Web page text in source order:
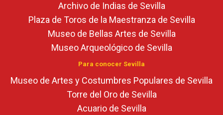
Archivo de Indias de Sevilla
Plaza de Toros de la Maestranza de Sevilla
Museo de Bellas Artes de Sevilla
Museo Arqueológico de Sevilla
Para conocer Sevilla
Museo de Artes y Costumbres Populares de Sevilla
Torre del Oro de Sevilla
Acuario de Sevilla